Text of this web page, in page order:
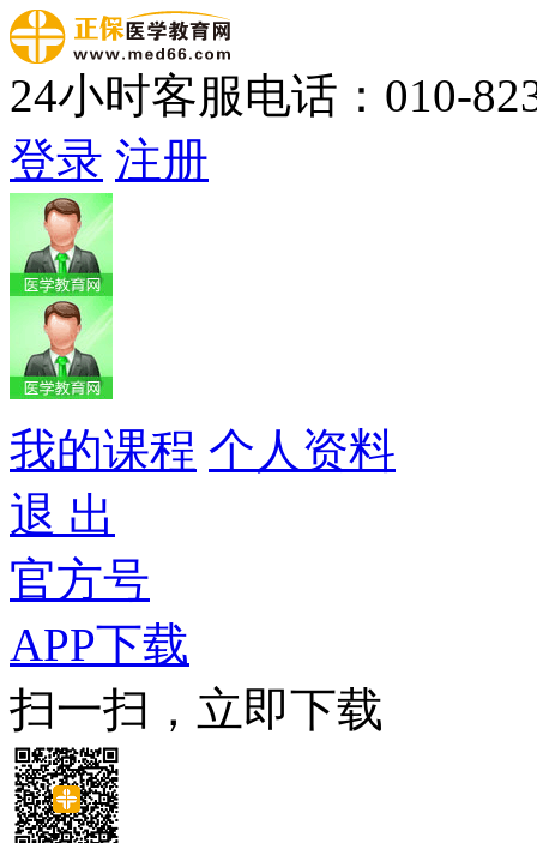
24小时客服电话：010-
登录 注册
我的课程 个人资料
退 出
官方号
APP下载
扫一扫，立即下载